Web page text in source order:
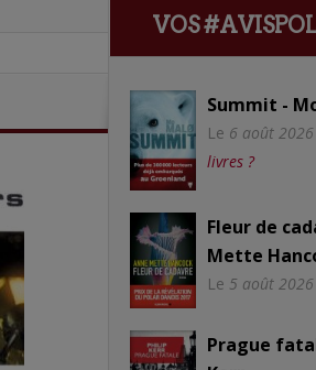
VOS
Summit -
Le 6 août 2026
livres ?
Fleur de
Mette
Le 5 août 2026
Prague